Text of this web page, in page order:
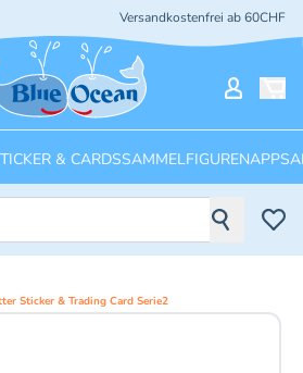
Versandkostenfrei ab 60CHF
& CARDSSAMMELFIGURENAPPS
Sticker & Trading Card Serie2